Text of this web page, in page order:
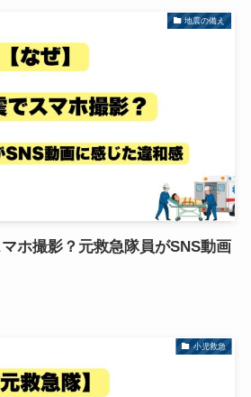
地震の備え
マホ撮影？元救急隊員がSNS動画
小児救急